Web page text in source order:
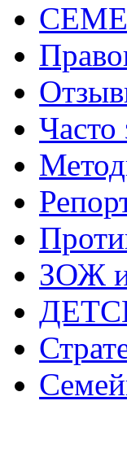
Часто
ЗОЖ и